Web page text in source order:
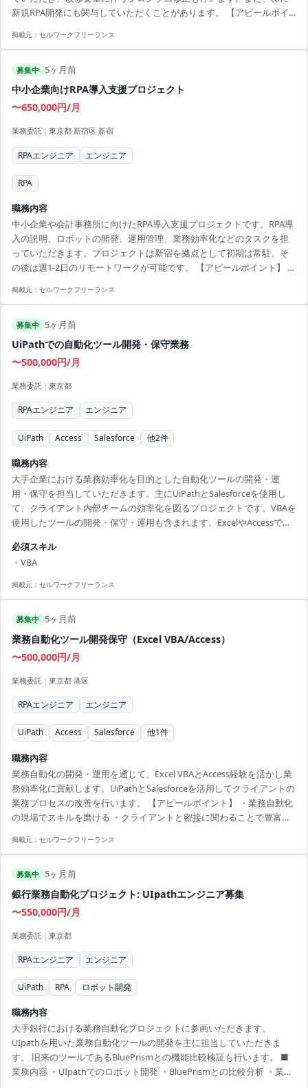
新規RPA開発にも関与していただくことがあります。 【アピールポイ
活かして、安定したプロジェクトに参画可能 ・エラー解析や保守を通
改善提案の能力も発揮できるチャンス
掲載元： セルワークフリーランス
募集中 5ヶ月前
中小企業向けRPA導入支援プロジェクト
〜650,000円/月
業務委託 | 東京都 新宿区 新宿
RPAエンジニア エンジニア
RPA
職務内容
中小企業や会計事務所に向けたRPA導入支援プロジェクトです。RPA導
入の説明、ロボットの開発、運用管理、業務効率化などのタスクを担
っていただきます。プロジェクトは新宿を拠点として初期は常駐、そ
の後は週1-2日のリモートワークが可能です。 【アピールポイント】 ・
リモートワークにより柔軟な勤務スタイル ・大手企業と連携し、スキ
掲載元： セルワークフリーランス
募集中 5ヶ月前
UiPathでの自動化ツール開発・保守業務
〜500,000円/月
業務委託 | 東京都
RPAエンジニア エンジニア
UiPath Access Salesforce 他2件
職務内容
大手企業における業務効率化を目的とした自動化ツールの開発・運
用・保守を担当していただきます。主にUiPathとSalesforceを使用し
て、クライアント内部チームの効率化を図るプロジェクトです。VBAを
使用したツールの開発・保守・運用も含まれます。ExcelやAccessでの
場所は高輪ゲートウェイ駅近くのオフィスです。 【アピールポイン
ト】 ・UiPathを用いた最先端の業務効率化に関わる ・チームでの連携
を重視しスムーズな業務遂行可能 ・Excel, Accessのスキルを活かせる
必須スキル
・VBA
掲載元： セルワークフリーランス
募集中 5ヶ月前
業務自動化ツール開発保守（Excel VBA/Access）
〜500,000円/月
業務委託 | 東京都 港区
RPAエンジニア エンジニア
UiPath Access Salesforce 他1件
職務内容
業務自動化の開発・運用を通じて、Excel VBAとAccess経験を活かし業
務効率化に貢献します。UiPathとSalesforceを活用してクライアントの
業務プロセスの改善を行います。 【アピールポイント】 ・業務自動化
の現場でスキルを磨ける ・クライアントと密接に関わることで豊富な
われる ・Excel VBA、Accessを使用し業務効率化をリード ・長期で安定
掲載元： セルワークフリーランス
募集中 5ヶ月前
銀行業務自動化プロジェクト: UIpathエンジニア募集
〜550,000円/月
業務委託 | 東京都
RPAエンジニア エンジニア
UiPath RPA ロボット開発
職務内容
大手銀行における業務自動化プロジェクトに参画いただきます。
UIpathを用いた業務自動化ツールの開発を主に担当していただきま
す。 旧来のツールであるBluePrismとの機能比較検証も行います。 ■
業務内容 ・UIpathでのロボット開発 ・BluePrismとの比較分析 ・業務